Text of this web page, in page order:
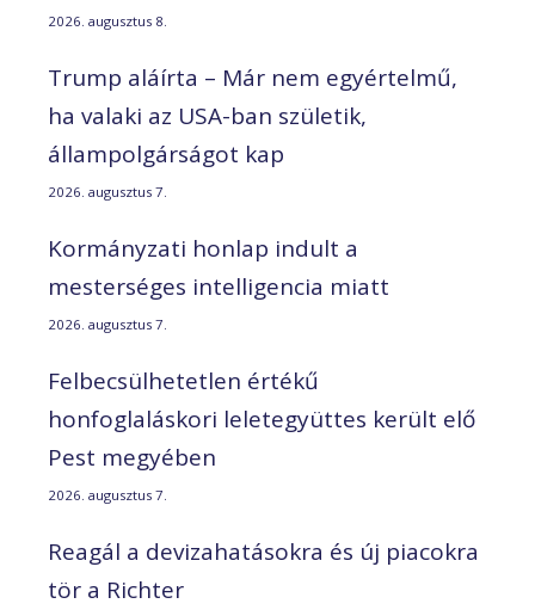
2026. augusztus 8.
Trump aláírta – Már nem egyértelmű,
ha valaki az USA-ban születik,
állampolgárságot kap
2026. augusztus 7.
Kormányzati honlap indult a
mesterséges intelligencia miatt
2026. augusztus 7.
Felbecsülhetetlen értékű
honfoglaláskori leletegyüttes került elő
Pest megyében
2026. augusztus 7.
Reagál a devizahatásokra és új piacokra
tör a Richter